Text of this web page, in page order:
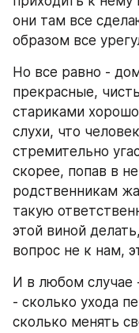
они там все
образом все
Но все равно -
прекрасные,
стариками
слухи, что
стремительно
скорее, попав в
родственникам
такую
этой виной
вопрос не к нам,
И в любом случае
- сколько ухода
сколько менять